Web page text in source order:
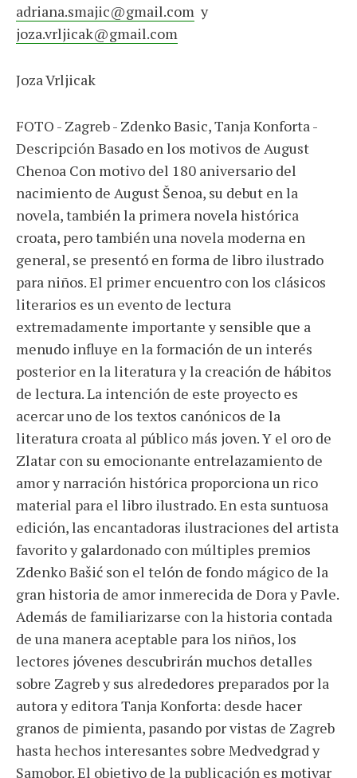
adriana.smajic@gmail.com y
joza.vrljicak@gmail.com
Joza Vrljicak
FOTO - Zagreb - Zdenko Basic, Tanja Konforta -
Descripción Basado en los motivos de August
Chenoa Con motivo del 180 aniversario del
nacimiento de August Šenoa, su debut en la
novela, también la primera novela histórica
croata, pero también una novela moderna en
general, se presentó en forma de libro ilustrado
para niños. El primer encuentro con los clásicos
literarios es un evento de lectura
extremadamente importante y sensible que a
menudo influye en la formación de un interés
posterior en la literatura y la creación de hábitos
de lectura. La intención de este proyecto es
acercar uno de los textos canónicos de la
literatura croata al público más joven. Y el oro de
Zlatar con su emocionante entrelazamiento de
amor y narración histórica proporciona un rico
material para el libro ilustrado. En esta suntuosa
edición, las encantadoras ilustraciones del artista
favorito y galardonado con múltiples premios
Zdenko Bašić son el telón de fondo mágico de la
gran historia de amor inmerecida de Dora y Pavle.
Además de familiarizarse con la historia contada
de una manera aceptable para los niños, los
lectores jóvenes descubrirán muchos detalles
sobre Zagreb y sus alrededores preparados por la
autora y editora Tanja Konforta: desde hacer
granos de pimienta, pasando por vistas de Zagreb
hasta hechos interesantes sobre Medvedgrad y
Samobor. El objetivo de la publicación es motivar